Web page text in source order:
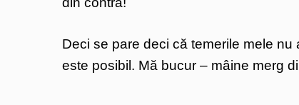
Deci se pare deci că temerile mele nu
este posibil. Mă bucur – mâine merg